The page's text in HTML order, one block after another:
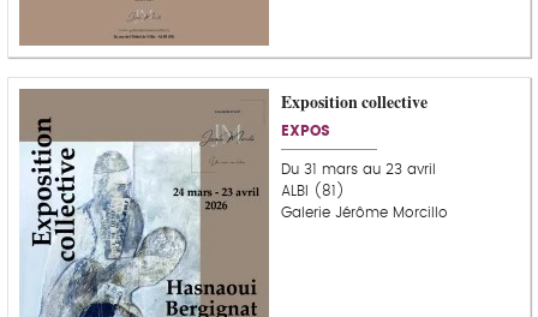
Exposition collective
EXPOS
Du 31 mars au 23 avril
ALBI (81)
Galerie Jérôme Morcillo